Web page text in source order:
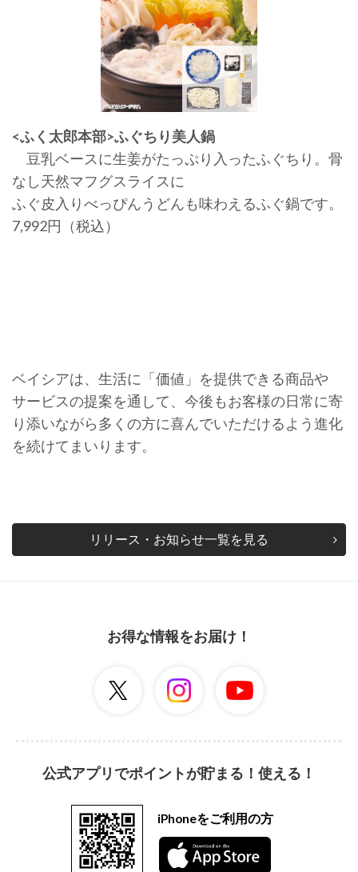
<ふく太郎本部>ふぐちり美人鍋
豆乳ベースに生姜がたっぷり入ったふぐちり。骨
なし天然マフグスライスに
ふぐ皮入りべっぴんうどんも味わえるふぐ鍋です。
7,992円（税込）
ベイシアは、生活に「価値」を提供できる商品や
サービスの提案を通して、今後もお客様の日常に寄
り添いながら多くの方に喜んでいただけるよう進化
を続けてまいります。
リリース・お知らせ一覧を見る
お得な情報をお届け！
公式アプリでポイントが貯まる！使える！
iPhoneをご利用の方